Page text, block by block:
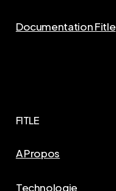
Documentation Fitle
FITLE
A Propos
Technologie